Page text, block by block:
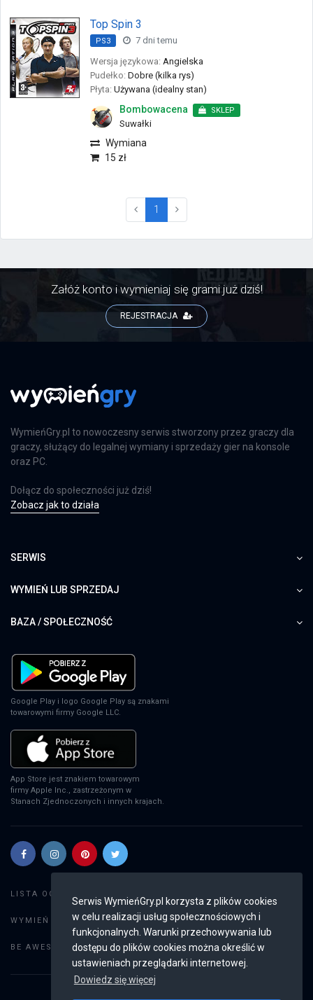
Serwis WymieńGry.pl korzysta z plików cookies
w celu realizacji usług społecznościowych i
funkcjonalnych. Warunki przechowywania lub
dostępu do plików cookies można określić w
ustawieniach przeglądarki internetowej.
Dowiedz się więcej
Top Spin 3
PS3
7 dni temu
Wersja językowa: Angielska
Pudełko: Dobre (kilka rys)
Płyta: Używana (idealny stan)
Bombowacena SKLEP
Suwałki
Wymiana
15 zł
1 (current)
Załóż konto i wymieniaj się grami już dziś!
REJESTRACJA
WymieńGry.pl to nowoczesny serwis stworzony przez graczy dla
graczy, służący do legalnej wymiany i sprzedaży gier na konsole
oraz PC.
Dołącz do społeczności już dziś!
Zobacz jak to działa
SERWIS
WYMIEŃ LUB SPRZEDAJ
BAZA / SPOŁECZNOŚĆ
Google Play i logo Google Play są znakami
towarowymi firmy Google LLC.
App Store jest znakiem towarowym
firmy Apple Inc., zastrzeżonym w
Stanach Zjednoczonych i innych krajach.
LISTA OGŁOSZEŃ:
WYMIEŃ GRY: Dodaj ogłoszenie
BE AWESOME: Weryfikacja konta